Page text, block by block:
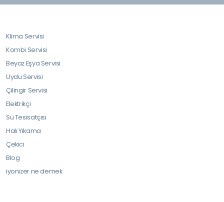
Klima Servisi
Kombi Servisi
Beyaz Eşya Servisi
Uydu Servisi
Çilingir Servisi
Elektrikçi
Su Tesisatçısı
Halı Yıkama
Çekici
Blog
iyonizer ne demek